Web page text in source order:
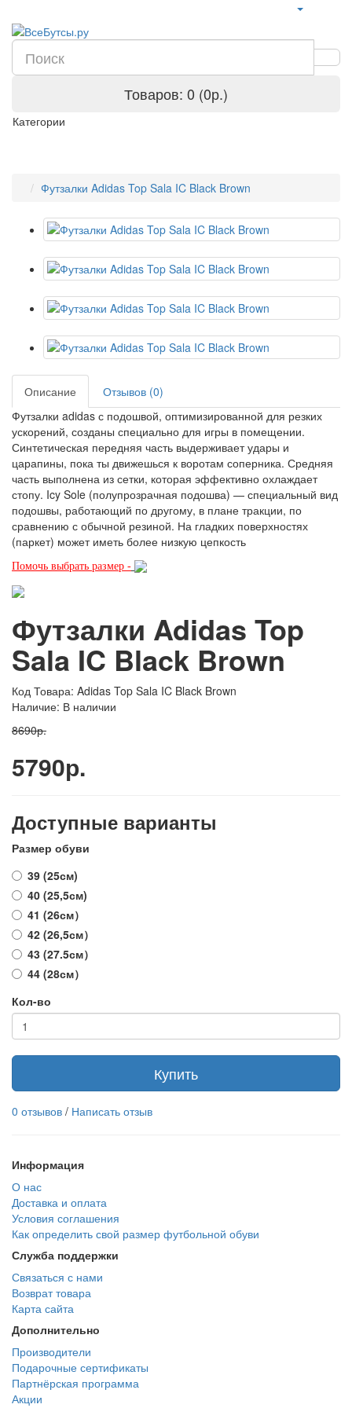
Товаров: 0 (0р.)
Категории
Футзалки Adidas Top Sala IC Black Brown
Описание
Отзывов (0)
Футзалки adidas с подошвой, оптимизированной для резких
ускорений, созданы специально для игры в помещении.
Синтетическая передняя часть выдерживает удары и
царапины, пока ты движешься к воротам соперника. Средняя
часть выполнена из сетки, которая эффективно охлаждает
стопу. Icy Sole (полупрозрачная подошва) — специальный вид
подошвы, работающий по другому, в плане тракции, по
сравнению с обычной резиной. На гладких поверхностях
(паркет) может иметь более низкую цепкость
Помочь выбрать размер -
Футзалки Adidas Top
Sala IC Black Brown
Код Товара: Adidas Top Sala IC Black Brown
Наличие: В наличии
8690р.
5790р.
Доступные варианты
Размер обуви
39 (25см)
40 (25,5см)
41 (26см）
42 (26,5см）
43 (27.5см）
44 (28см）
Кол-во
Купить
0 отзывов / Написать отзыв
Информация
О нас
Доставка и оплата
Условия соглашения
Как определить свой размер футбольной обуви
Служба поддержки
Связаться с нами
Возврат товара
Карта сайта
Дополнительно
Производители
Подарочные сертификаты
Партнёрская программа
Акции